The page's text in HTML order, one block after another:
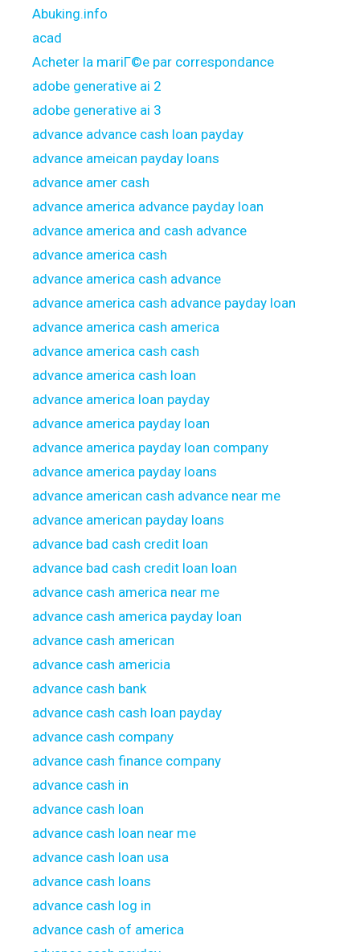
Abuking.info
acad
Acheter la mariГ©e par correspondance
adobe generative ai 2
adobe generative ai 3
advance advance cash loan payday
advance ameican payday loans
advance amer cash
advance america advance payday loan
advance america and cash advance
advance america cash
advance america cash advance
advance america cash advance payday loan
advance america cash america
advance america cash cash
advance america cash loan
advance america loan payday
advance america payday loan
advance america payday loan company
advance america payday loans
advance american cash advance near me
advance american payday loans
advance bad cash credit loan
advance bad cash credit loan loan
advance cash america near me
advance cash america payday loan
advance cash american
advance cash americia
advance cash bank
advance cash cash loan payday
advance cash company
advance cash finance company
advance cash in
advance cash loan
advance cash loan near me
advance cash loan usa
advance cash loans
advance cash log in
advance cash of america